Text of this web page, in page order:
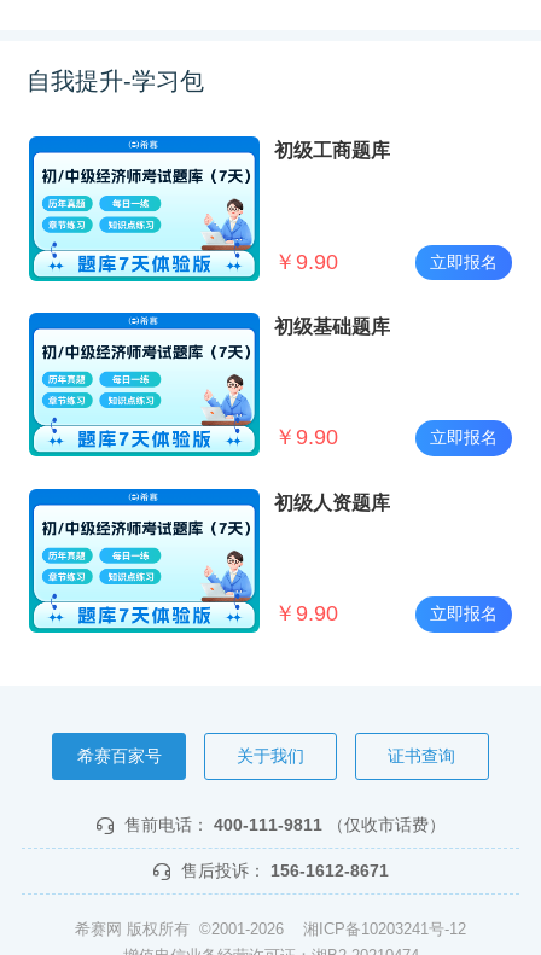
自我提升-学习包
初级工商题库
￥ 9.90 立即报名
初级基础题库
￥ 9.90 立即报名
初级人资题库
￥ 9.90 立即报名
希赛百家号 关于我们 证书查询
售前电话： 400-111-9811 （仅收市话费）
售后投诉： 156-1612-8671
希赛网 版权所有 ©2001-2026 湘ICP备10203241号-12